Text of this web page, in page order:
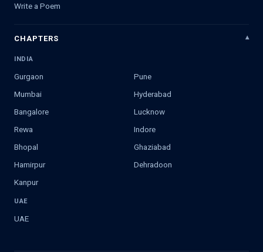
Write a Poem
CHAPTERS
INDIA
Gurgaon
Pune
Mumbai
Hyderabad
Bangalore
Lucknow
Rewa
Indore
Bhopal
Ghaziabad
Hamirpur
Dehradoon
Kanpur
UAE
UAE